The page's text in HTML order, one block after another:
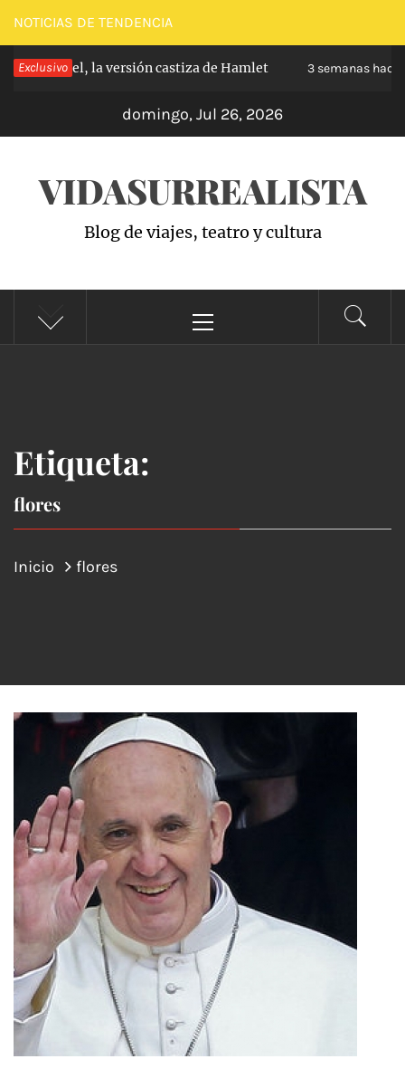
Saltar
al
contenido
NOTICIAS DE TENDENCIA
Exclusivo la versión castiza de Hamlet 3 semanas hace
domingo, Jul 26, 2026
VIDASURREALISTA
Blog de viajes, teatro y cultura
principal
Etiqueta:
flores
Inicio flores